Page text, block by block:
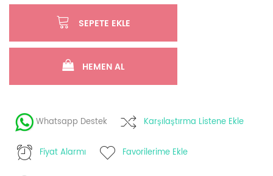
SEPETE EKLE
HEMEN AL
Whatsapp Destek Karşılaştırma Listene Ekle
Fiyat Alarmı Favorilerime Ekle